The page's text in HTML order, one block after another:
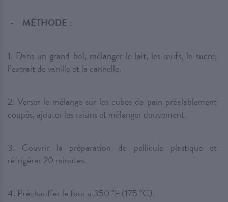
MÉTHODE :
1. Dans un grand bol, mélanger le lait, les œufs, le sucre,
l’extrait de vanille et la cannelle.
2. Verser le mélange sur les cubes de pain préalablement
coupés, ajouter les raisins et mélanger doucement.
3. Couvrir la préparation de pellicule plastique et
réfrigérer 20 minutes.
4. Préchauffer le four a 350 °F (175 °C).